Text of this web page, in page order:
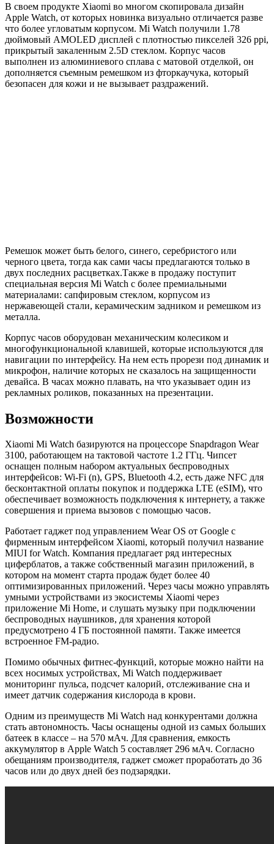
В своем продукте Xiaomi во многом скопировала дизайн
Apple Watch, от которых новинка визуально отличается разве
что более угловатым корпусом. Mi Watch получили 1.78
дюймовый AMOLED дисплей с плотностью пикселей 326 ppi,
прикрытый закаленным 2.5D стеклом. Корпус часов
выполнен из алюминиевого сплава с матовой отделкой, он
дополняется съемным ремешком из фторкаучука, который
безопасен для кожи и не вызывает раздражений.
Ремешок может быть белого, синего, серебристого или
черного цвета, тогда как сами часы предлагаются только в
двух последних расцветках.Также в продажу поступит
специальная версия Mi Watch с более премиальными
материалами: сапфировым стеклом, корпусом из
нержавеющей стали, керамическим задником и ремешком из
металла.
Корпус часов оборудован механическим колесиком и
многофункциональной клавишей, которые используются для
навигации по интерфейсу. На нем есть прорези под динамик и
микрофон, наличие которых не сказалось на защищенности
девайса. В часах можно плавать, на что указывает один из
рекламных роликов, показанных на презентации.
Возможности
Xiaomi Mi Watch базируются на процессоре Snapdragon Wear
3100, работающем на тактовой частоте 1.2 ГГц. Чипсет
оснащен полным набором актуальных беспроводных
интерфейсов: Wi-Fi (n), GPS, Bluetooth 4.2, есть даже NFC для
бесконтактной оплаты покупок и поддержка LTE (eSIM), что
обеспечивает возможность подключения к интернету, а также
совершения и приема вызовов с помощью часов.
Работает гаджет под управлением Wear OS от Google с
фирменным интерфейсом Xiaomi, который получил название
MIUI for Watch. Компания предлагает ряд интересных
циферблатов, а также собственный магазин приложений, в
котором на момент старта продаж будет более 40
оптимизированных приложений. Через часы можно управлять
умными устройствами из экосистемы Xiaomi через
приложение Mi Home, и слушать музыку при подключении
беспроводных наушников, для хранения которой
предусмотрено 4 ГБ постоянной памяти. Также имеется
встроенное FM-радио.
Помимо обычных фитнес-функций, которые можно найти на
всех носимых устройствах, Mi Watch поддерживает
мониторинг пульса, подсчет калорий, отслеживание сна и
имеет датчик содержания кислорода в крови.
Одним из преимуществ Mi Watch над конкурентами должна
стать автономность. Часы оснащены одной из самых больших
батеек в классе – на 570 мАч. Для сравнения, емкость
аккумулятор в Apple Watch 5 составляет 296 мАч. Согласно
обещаниям производителя, гаджет сможет проработать до 36
часов или до двух дней без подзарядки.